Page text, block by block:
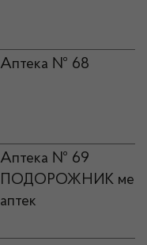
Аптека № 68
Аптека № 69
ПОДОРОЖНИК
аптек